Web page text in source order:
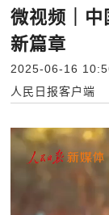
微视频｜
新篇章
2025-06-16
人民日报客户端